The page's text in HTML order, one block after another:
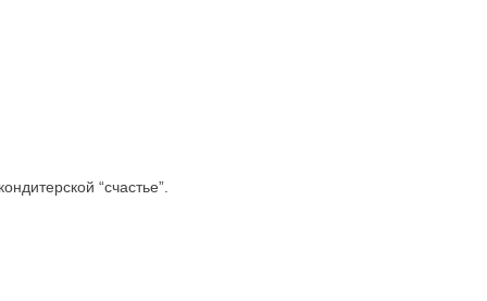
“счастье”.